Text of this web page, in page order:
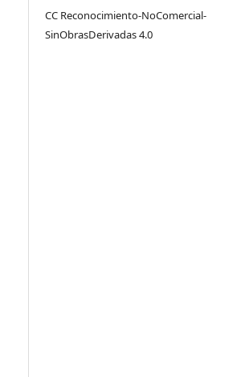
CC Reconocimiento-NoComercial-
SinObrasDerivadas 4.0